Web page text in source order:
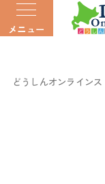
メニュー
どうしんオンラインス